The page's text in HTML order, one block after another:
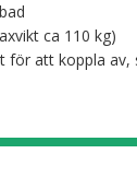
ca 110 kg)
att koppla av,